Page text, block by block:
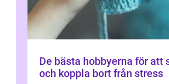
De bästa hobbyerna för att
och koppla bort från stress